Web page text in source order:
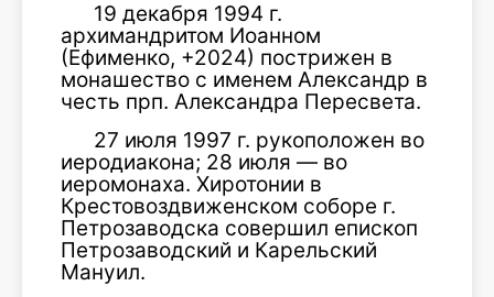
19 декабря 1994 г.
архимандритом Иоанном
(Ефименко, +2024) пострижен в
монашество с именем Александр в
честь прп. Александра Пересвета.
27 июля 1997 г. рукоположен во
иеродиакона; 28 июля — во
иеромонаха. Хиротонии в
Крестовоздвиженском соборе г.
Петрозаводска совершил епископ
Петрозаводский и Карельский
Мануил.